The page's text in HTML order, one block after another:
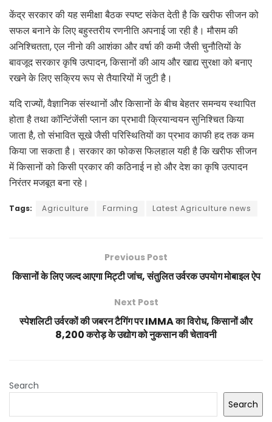
केंद्र सरकार की यह समीक्षा बैठक स्पष्ट संकेत देती है कि खरीफ सीजन को
सफल बनाने के लिए बहुस्तरीय रणनीति अपनाई जा रही है। मौसम की
अनिश्चितता, एल नीनो की आशंका और वर्षा की कमी जैसी चुनौतियों के
बावजूद सरकार कृषि उत्पादन, किसानों की आय और खाद्य सुरक्षा को बनाए
रखने के लिए सक्रिय रूप से तैयारियों में जुटी है।
यदि राज्यों, वैज्ञानिक संस्थानों और किसानों के बीच बेहतर समन्वय स्थापित
होता है तथा कॉन्टिंजेंसी प्लान का प्रभावी क्रियान्वयन सुनिश्चित किया
जाता है, तो संभावित सूखे जैसी परिस्थितियों का प्रभाव काफी हद तक कम
किया जा सकता है। सरकार का फोकस फिलहाल यही है कि खरीफ सीजन
में किसानों को किसी प्रकार की कठिनाई न हो और देश का कृषि उत्पादन
निरंतर मजबूत बना रहे।
Tags: Agriculture Farming Latest Agriculture news
Previous Post
किसानों के लिए जल्द आएगा मिट्टी जांच, संतुलित उर्वरक उपयोग मोबाइल ऐप
Next Post
स्पेशलिटी उर्वरकों की जबरन टैगिंग पर IMMA का विरोध, किसानों और
8,200 करोड़ के उद्योग को नुकसान की चेतावनी
Search
Search